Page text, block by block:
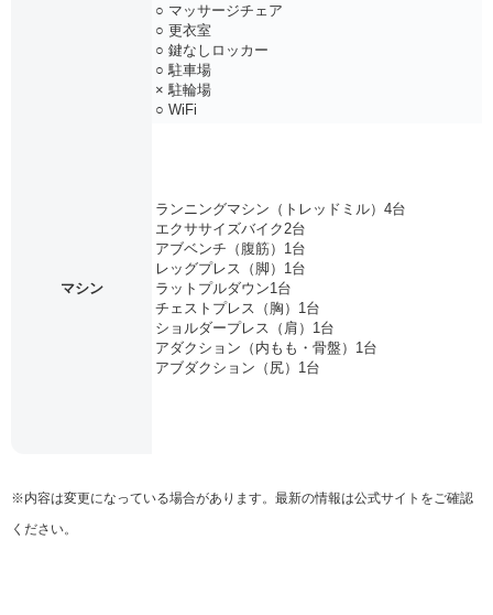
○ マッサージチェア
○ 更衣室
○ 鍵なしロッカー
○ 駐車場
× 駐輪場
○ WiFi
マシン
ランニングマシン（トレッドミル）4台
エクササイズバイク2台
アブベンチ（腹筋）1台
レッグプレス（脚）1台
ラットプルダウン1台
チェストプレス（胸）1台
ショルダープレス（肩）1台
アダクション（内もも・骨盤）1台
アブダクション（尻）1台
※内容は変更になっている場合があります。最新の情報は公式サイトをご確認
ください。